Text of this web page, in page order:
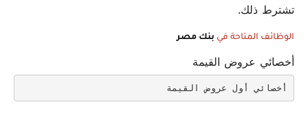
تشترط ذلك.
الوظائف المتاحة في بنك مصر
أخصائي عروض القيمة
أخصائي أول عروض القيمة